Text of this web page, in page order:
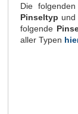
Die
Pinseltyp
folgende
aller Typen